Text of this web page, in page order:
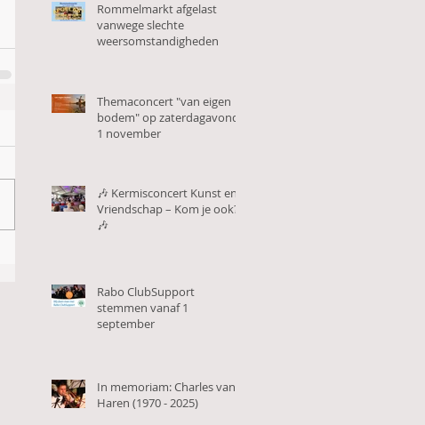
Rommelmarkt afgelast
vanwege slechte
weersomstandigheden
Themaconcert "van eigen
bodem" op zaterdagavond
1 november
🎶 Kermisconcert Kunst en
Vriendschap – Kom je ook?
🎶
Rabo ClubSupport
stemmen vanaf 1
september
In memoriam: Charles van
Haren (1970 - 2025)